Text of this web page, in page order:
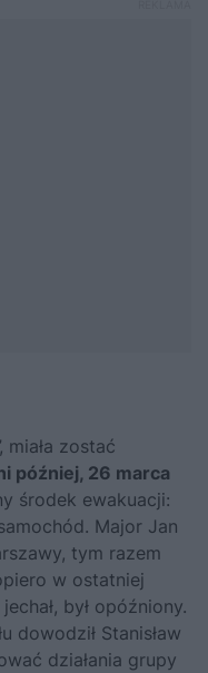
miała zostać
później, 26 marca
środek ewakuacji:
Major Jan
tym razem
w ostatniej
był opóźniony.
dowodził Stanisław
działania grupy